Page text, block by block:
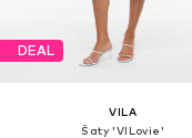
DEAL
VILA
Šaty 'VILovie'